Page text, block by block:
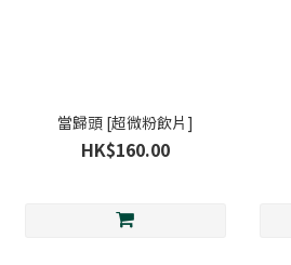
當歸頭 [超微粉飲片]
HK$160.00